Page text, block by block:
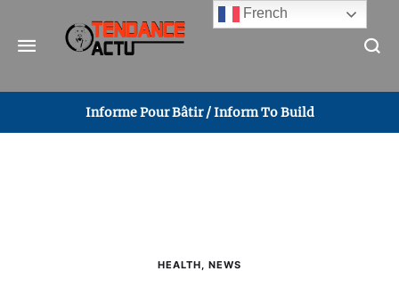
Informe Pour Bâtir / Inform To Build
HEALTH, NEWS
French